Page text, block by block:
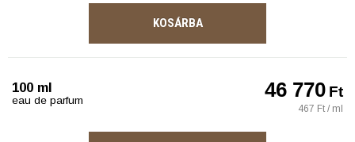
KOSÁRBA
100 ml
eau de parfum 46 770Ft
467 Ft / ml